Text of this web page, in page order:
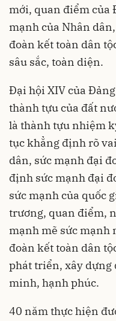
mới, quan điểm của
mạnh của Nhân
đoàn kết toàn dân
sâu sắc, toàn diện.
Đại hội XIV của
thành tựu của đất
là thành tựu nhiệm
tục khẳng định rõ
dân, sức mạnh đại
định sức mạnh đại
sức mạnh của quốc
trương, quan điểm,
mạnh mẽ sức mạnh
đoàn kết toàn dân
phát triển, xây dựng
minh, hạnh phúc.
40 năm thực hiện